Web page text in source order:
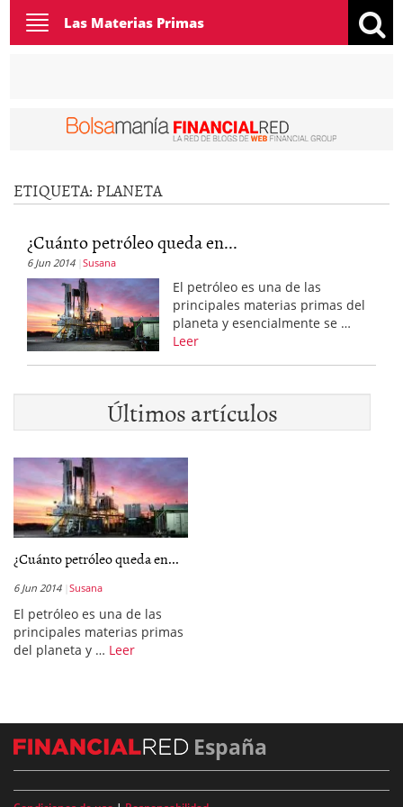
Toggle
navigation
Las Materias Primas
ETIQUETA: PLANETA
¿Cuánto petróleo queda en...
6 Jun 2014 Susana
El petróleo es una de las
principales materias primas del
planeta y esencialmente se …
Leer
Últimos artículos
¿Cuánto petróleo queda en...
6 Jun 2014 Susana
El petróleo es una de las
principales materias primas
del planeta y … Leer
España